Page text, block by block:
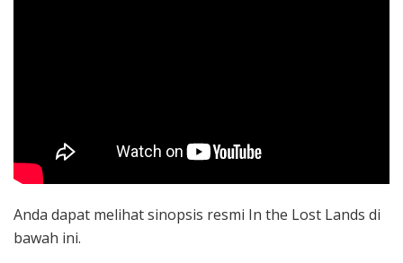
Anda dapat melihat sinopsis resmi In the Lost Lands di
bawah ini.